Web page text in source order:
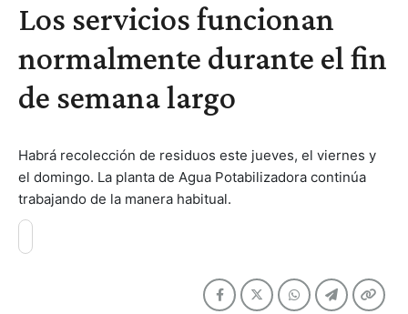
Los servicios funcionan
normalmente durante el fin
de semana largo
Habrá recolección de residuos este jueves, el viernes y
el domingo. La planta de Agua Potabilizadora continúa
trabajando de la manera habitual.